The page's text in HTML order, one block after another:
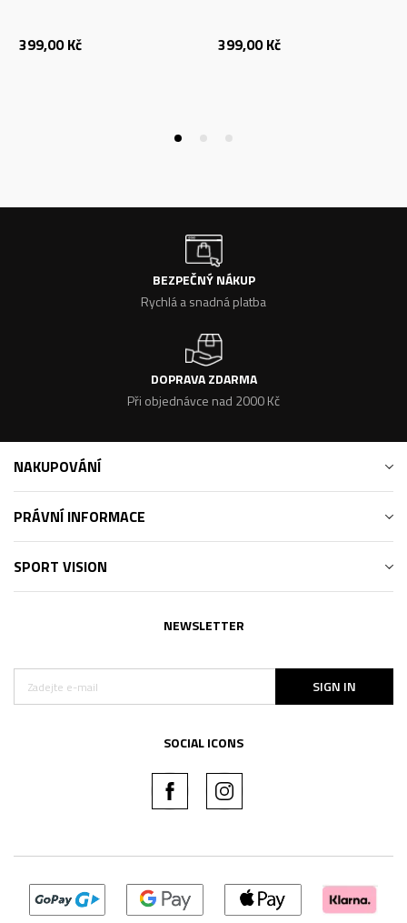
399,00 Kč 399,00 Kč
BEZPEČNÝ NÁKUP
Rychlá a snadná platba
DOPRAVA ZDARMA
Při objednávce nad 2000 Kč
NAKUPOVÁNÍ
PRÁVNÍ INFORMACE
SPORT VISION
NEWSLETTER
SIGN IN
SOCIAL ICONS